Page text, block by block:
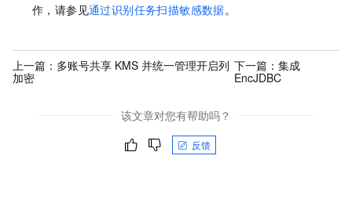
作，请参见通过识别任务扫描敏感数据。
上一篇： 多账号共享 KMS 并统一管理开启列
加密
下一篇：集成
EncJDBC
该文章对您有帮助吗？
反馈